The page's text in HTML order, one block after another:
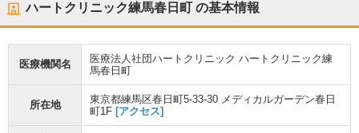
ハートクリニック練馬春日町 の基本情報
医療機関名
医療法人社団ハートクリニック ハートクリニック練
馬春日町
所在地
東京都練馬区春日町5-33-30 メディカルガーデン春日
町1F [アクセス]